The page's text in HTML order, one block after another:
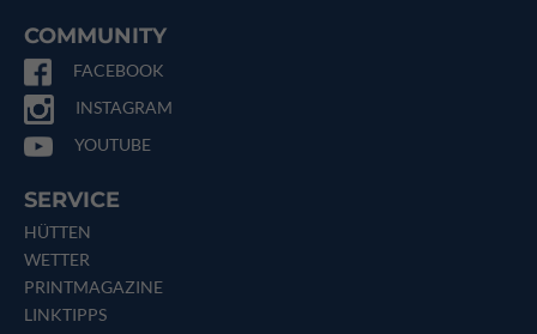
COMMUNITY
FACEBOOK
INSTAGRAM
YOUTUBE
SERVICE
HÜTTEN
WETTER
PRINTMAGAZINE
LINKTIPPS